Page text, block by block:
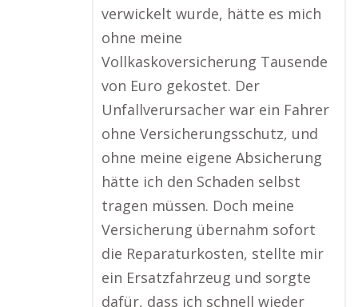
verwickelt wurde, hätte es mich
ohne meine
Vollkaskoversicherung Tausende
von Euro gekostet. Der
Unfallverursacher war ein Fahrer
ohne Versicherungsschutz, und
ohne meine eigene Absicherung
hätte ich den Schaden selbst
tragen müssen. Doch meine
Versicherung übernahm sofort
die Reparaturkosten, stellte mir
ein Ersatzfahrzeug und sorgte
dafür, dass ich schnell wieder